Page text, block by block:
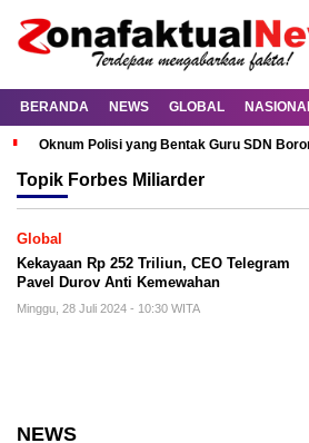
BERANDA NEWS GLOBAL
Oknum Polisi yang Bentak Guru SDN
Topik Forbes Miliarder
Global
Kekayaan Rp 252 Triliun, CEO Telegram
Pavel Durov Anti Kemewahan
Minggu, 28 Juli 2024 - 10:30 WITA
NEWS